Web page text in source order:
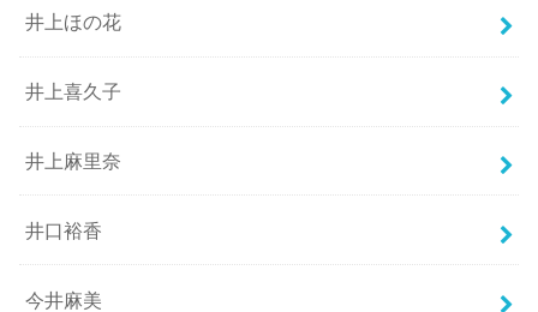
井上ほの花
井上喜久子
井上麻里奈
井口裕香
今井麻美